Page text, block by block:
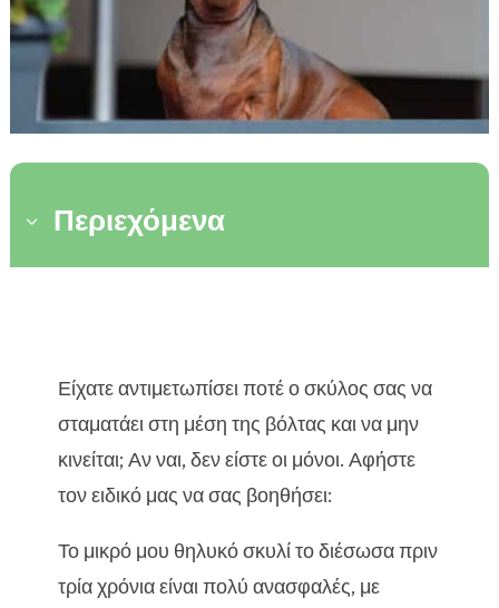
3 Περιεχόμενα
ακόλουθα άρθρα:
Παραλία και σκύλος: Ασφάλεια στο νερό –
Οδηγός CricksyDog
Παραλία σκύλου: Κάντε διακοπές δίπλα στη
Η γάτα σας είναι επιλεκτική με το φαγητό;
Συμβουλές για να την πείσετε να φάει υγιεινά
Είχατε αντιμετωπίσει ποτέ ο σκύλος σας να
σταματάει στη μέση της βόλτας και να μην
κινείται; Αν ναι, δεν είστε οι μόνοι. Αφήστε
τον ειδικό μας να σας βοηθήσει:
Το μικρό μου θηλυκό σκυλί το διέσωσα πριν
τρία χρόνια είναι πολύ ανασφαλές, με